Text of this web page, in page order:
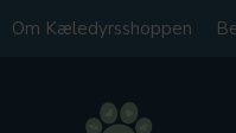
Om Kæledyrsshoppen